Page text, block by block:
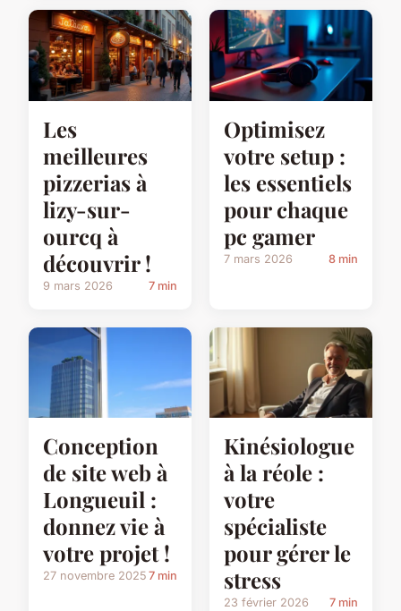
Les
meilleures
pizzerias à
lizy-sur-
ourcq à
découvrir !
9 mars 2026 7 min
Optimisez
votre setup :
les essentiels
pour chaque
pc gamer
7 mars 2026 8 min
Conception
de site web à
Longueuil :
donnez vie à
votre projet !
27 novembre 2025 7 min
Kinésiologue
à la réole :
votre
spécialiste
pour gérer le
stress
23 février 2026 7 min